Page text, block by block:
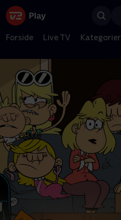
Forside Live TV Kategorier